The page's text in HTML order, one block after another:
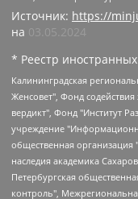
Источник: https://
на 03.05.2024
* Реестр иностранных
Калининградская региональная общественная организация "Экозащита!-Женсовет", Фонд содействия защите прав и свобод граждан "Общественный вердикт", Фонд "Институт Развития Свободы Информации", Частное учреждение "Информационное агентство МЕМО. РУ", Региональная общественная организация "Общественная комиссия по сохранению наследия академика Сахарова", Фонд поддержки свободы прессы, Санкт-Петербургская общественная правозащитная организация "Гражданский контроль", Межрегиональная общественная организация "Информационно-просветительский центр "Мемориал", Региональный Фонд "Центр Защиты Прав Средств Массовой Информации", с 05.12.2023 Фонд "Центр Защиты Прав Средств массовой информации", Региональная общественная благотворительная организация помощи беженцам и мигрантам "Гражданское содействие", Негосударственное образовательное учреждение дополнительного профессионального образования (повышение квалификации) специалистов "АКАДЕМИЯ ПО ПРАВАМ ЧЕЛОВЕКА", Свердловская региональная общественная организация "Сутяжник", Автономная некоммерческая организация "Центр независимых социологических исследований", Союз общественных объединений "Российский исследовательский центр по правам человека", Региональное общественное учреждение научно-информационный центр "МЕМОРИАЛ", Некоммерческая организация "Фонд защиты гласности", Автономная некоммерческая организация "Институт прав человека", Городская общественная организация "Екатеринбургское общество "МЕМОРИАЛ", Городская общественная организация "Рязанское историко-просветительское и правозащитное общество "Мемориал" (Рязанский Мемориал), Челябинский региональный орган общественной самодеятельности – женское общественное объединение "Женщины Евразии", Челябинский региональный орган общественной самодеятельности "Уральская правозащитная группа", Фонд содействия защите здоровья и социальной справедливости имени Андрея Рылькова, Автономная Некоммерческая Организация "Аналитический Центр Юрия Левады", Автономная некоммерческая организация социальной поддержки населения "Проект Апрель", Региональная общественная организация помощи женщинам и детям, находящимся в кризисной ситуации "Информационно-методический центр "Анна", Фонд содействия развитию массовых коммуникаций и правовому просвещению "Так-так-Так", Фонд содействия устойчивому развитию "Серебряная тайга", Свердловский региональный общественный фонд социальных проектов "Новое время", "Idel.Реалии", Кавказ.Реалии, Крым.Реалии, Телеканал Настоящее Время, Татаро-башкирская служба Радио Свобода (Azatliq Radiosi), Радио Свободная Европа/Радио Свобода (PCE/PC), "Сибирь.Реалии", "Фактограф", Благотворительный фонд помощи осужденным и их семьям, Автономная некоммерческая организация "Институт глобализации и социальных движений", Фонд "В защиту прав заключенных", Частное учреждение "Центр поддержки и содействия развитию средств массовой информации", Пензенский региональный общественный благотворительный фонд "Гражданский союз", "Север.Реалии", Некоммерческая организация Фонд "Правовая инициатива", Общество с ограниченной ответственностью "Радио Свободная Европа/Радио Свобода", Чешское информационное агентство "MEDIUM-ORIENT", Красноярская региональная общественная организация "Мы против СПИДа", Камалягин Денис Николаевич, Маркелов Сергей Евгеньевич, Пономарев Лев Александрович, Савицкая Людмила Алексеевна, Автономная некоммерческая организация "Центр по работе с проблемой насилия "НАСИЛИЮ.НЕТ", Межрегиональный профессиональный союз работников здравоохранения "Альянс врачей", Юридическое лицо, зарегистрированное в Латвийской Республике, SIA "Medusa Project" (регистрационный номер 40103797863, дата регистрации 10.06.2014), Некоммерческая организация "Фонд по борьбе с коррупцией", Автономная некоммерческая